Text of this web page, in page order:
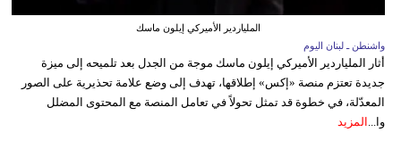
الملياردير الأميركي إيلون ماسك
واشنطن ـ لبنان اليوم
أثار الملياردير الأميركي إيلون ماسك موجة من الجدل بعد تلميحه إلى ميزة
جديدة تعتزم منصة «إكس» إطلاقها، تهدف إلى وضع علامة تحذيرية على الصور
المعدّلة، في خطوة قد تمثل تحولاً في تعامل المنصة مع المحتوى المضلل
وا... المزيد